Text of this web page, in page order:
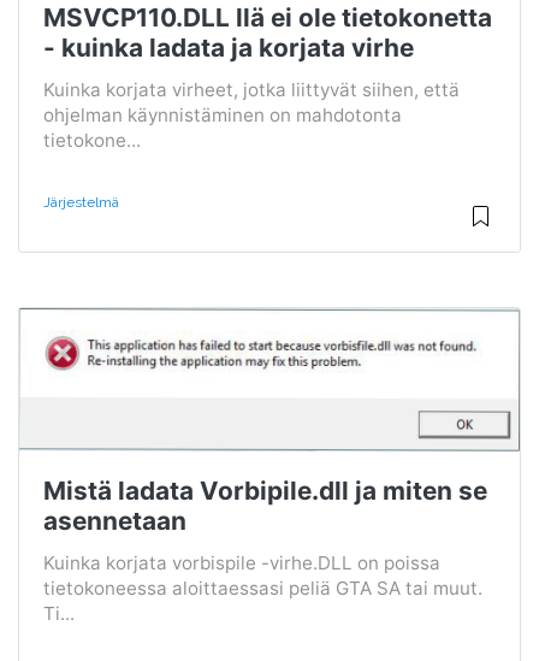
MSVCP110.DLL llä ei ole tietokonetta
- kuinka ladata ja korjata virhe
Kuinka korjata virheet, jotka liittyvät siihen, että
ohjelman käynnistäminen on mahdotonta
tietokone...
Järjestelmä
Mistä ladata Vorbipile.dll ja miten se
asennetaan
Kuinka korjata vorbispile -virhe.DLL on poissa
tietokoneessa aloittaessasi peliä GTA SA tai muut.
Ti...